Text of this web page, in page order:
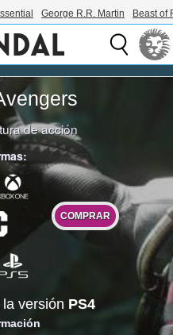
George R.R. Martin Beast of
de acción
COMPRAR
versión PS4